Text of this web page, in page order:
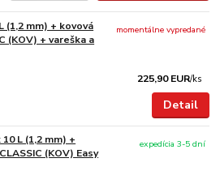
(1,2 mm) + kovová
(KOV) + vareška a
225,90 EUR/ks
momentálne vypredané
Detail
L (1,2 mm) +
(KOV) Easy
expedícia 3-5 dní